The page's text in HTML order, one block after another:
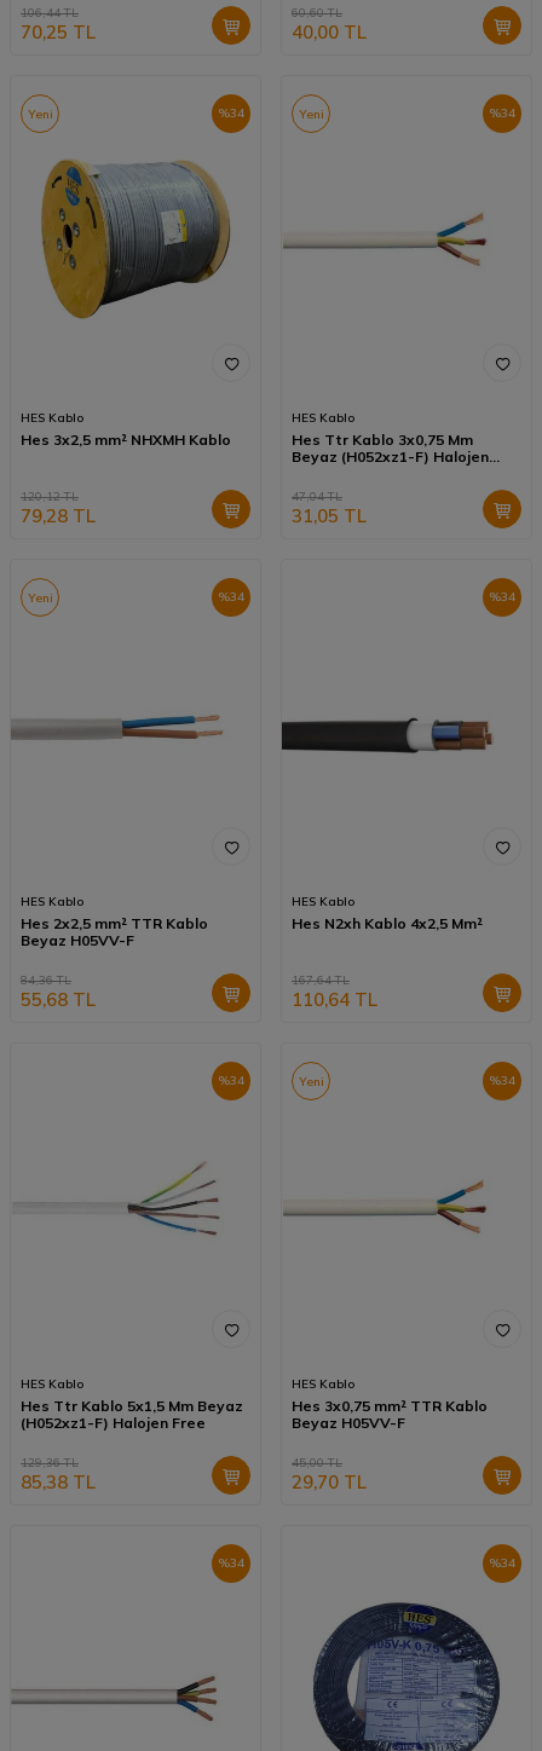
106,44TL
70,25 TL
60,60TL
40,00 TL
%34
Yeni
HES Kablo
Hes 3x2,5 mm² NHXMH Kablo
120,12TL
79,28 TL
%34
Yeni
HES Kablo
Hes Ttr Kablo 3x0,75 Mm
Beyaz (H052xz1-F) Halojen
47,04TL
31,05 TL
%34
Yeni
HES Kablo
Hes 2x2,5 mm² TTR Kablo
Beyaz H05VV-F
84,36TL
55,68 TL
%34
HES Kablo
Hes N2xh Kablo 4x2,5 Mm²
167,64TL
110,64 TL
%34
HES Kablo
Hes Ttr Kablo 5x1,5 Mm Beyaz
(H052xz1-F) Halojen Free
129,36TL
85,38 TL
%34
Yeni
HES Kablo
Hes 3x0,75 mm² TTR Kablo
Beyaz H05VV-F
45,00TL
29,70 TL
%34 %34